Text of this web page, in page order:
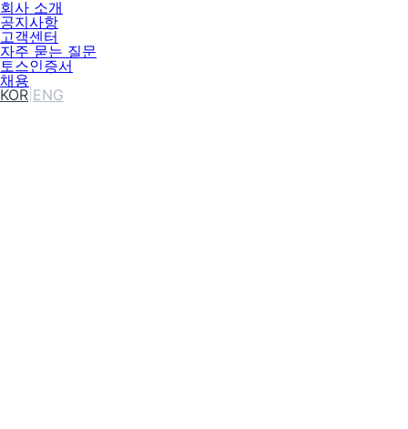
회사 소개
공지사항
고객센터
자주 묻는 질문
토스인증서
채용
KOR ENG